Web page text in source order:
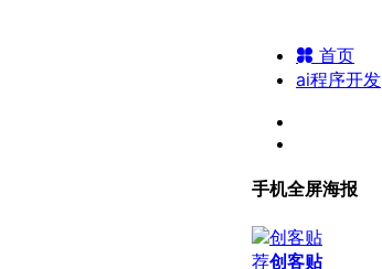
首页
ai程序开发
手机全屏海报
荐创客贴